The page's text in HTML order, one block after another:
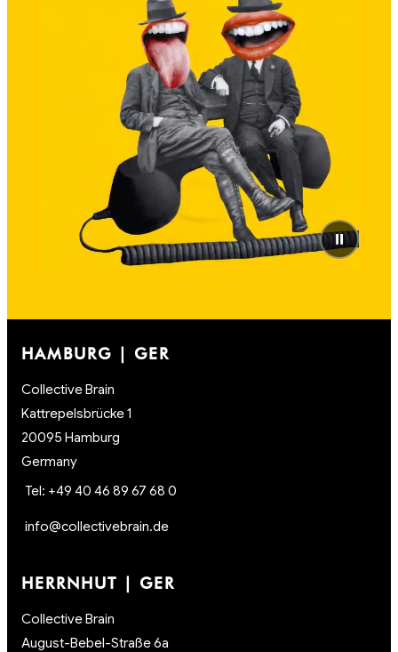
⏸
HAMBURG | GER
Collective Brain
Kattrepelsbrücke 1
20095 Hamburg
Germany
Tel: +49 40 46 89 67 68 0
info@collectivebrain.de
HERRNHUT | GER
Collective Brain
August-Bebel-Straße 6a